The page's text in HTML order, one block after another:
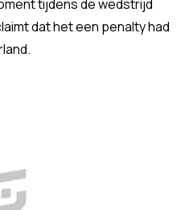
tijdens de wedstrijd
dat het een penalty had